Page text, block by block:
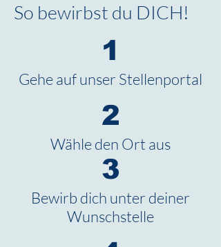
So bewirbst du DICH!
1
Gehe auf unser Stellenportal
2
3
Wähle den Ort aus
Bewirb dich unter deiner
Wunschstelle